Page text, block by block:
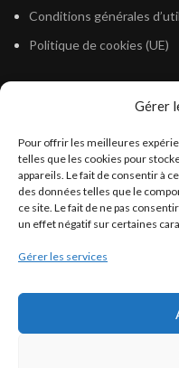
Gérer
Pour offrir les meilleures
telles que les cookies pour
appareils. Le fait de consentir à
des données telles que le
ce site. Le fait de ne pas
un effet négatif sur certaines
Gérer les services
Conditions générales
Politique de cookies (UE)
Législation Gasoil Fioul
Législation Essence
Législation Adblue
Législation Eau
Législation Lubrifiant
Législation Phytosanitaire